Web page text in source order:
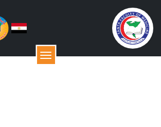
القائمة